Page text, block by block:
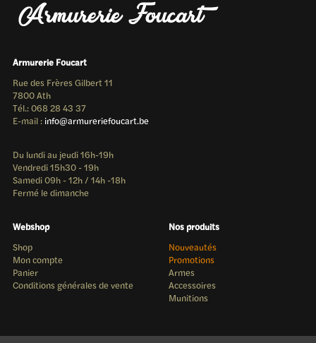
Armurerie Foucart
Rue des Frères Gilbert 11
7800 Ath
Tél.: 068 28 43 37
E-mail : info@armureriefoucart.be
Du lundi au jeudi 16h-19h
Vendredi 15h30 - 19h
Samedi 09h - 12h / 14h -18h
Fermé le dimanche
Webshop
Shop
Mon compte
Panier
Conditions générales de vente
Nos produits
Nouveautés
Promotions
Armes
Accessoires
Munitions